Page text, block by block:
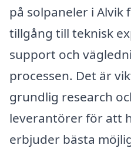
på solpaneler i Alvik
tillgång till teknisk
support och
processen. Det är
grundlig research
leverantörer för att
erbjuder bästa